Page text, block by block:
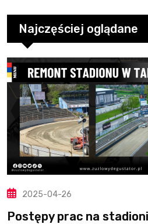
Najczęściej oglądane
2025-04-26
Postępy prac na